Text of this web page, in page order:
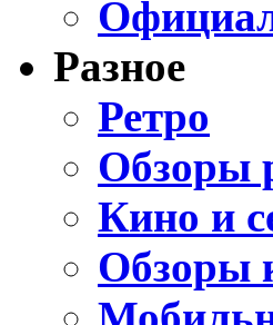
Разное
Ретро
Обзоры
Кино и
Обзоры